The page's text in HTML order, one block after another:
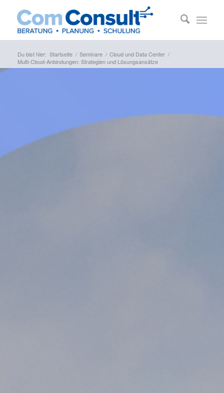
Du bist hier: Startseite / Seminare / Cloud und Data Center /
Multi-Cloud-Anbindungen: Strategien und Lösungsansätze